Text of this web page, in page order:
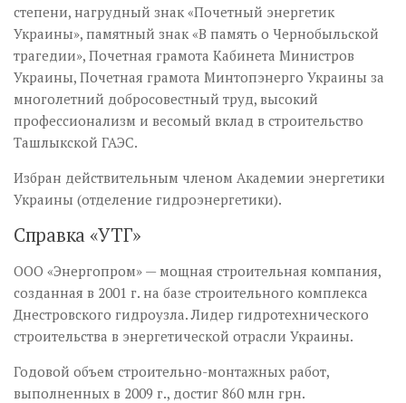
степени, нагрудный знак «Почетный энергетик
Украины», памятный знак «В память о Чернобыльской
трагедии», Почетная грамота Кабинета Министров
Украины, Почетная грамота Минтопэнерго Украины за
многолетний добросовестный труд, высокий
профессионализм и весомый вклад в строительство
Ташлыкской ГАЭС.
Избран действительным членом Академии энергетики
Украины (отделение гидроэнергетики).
Справка «УТГ»
ООО «Энергопром» — мощная строительная компания,
созданная в 2001 г. на базе строительного комплекса
Днестровского гидроузла. Лидер гидротехнического
строительства в энергетической отрасли Украины.
Годовой объем строительно-монтажных работ,
выполненных в 2009 г., достиг 860 млн грн.